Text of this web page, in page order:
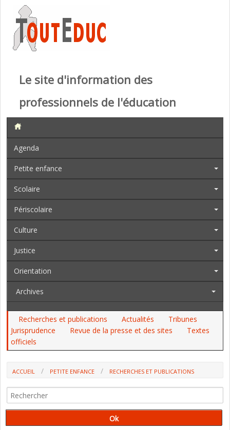
Le site d'information des
professionnels de l'éducation
Agenda
Petite enfance
Scolaire
Périscolaire
Culture
Justice
Orientation
Archives
Recherches et publications Actualités
Tribunes
Jurisprudence
Revue de la presse et des sites
Textes
officiels
ACCUEIL PETITE ENFANCE RECHERCHES ET PUBLICATIONS